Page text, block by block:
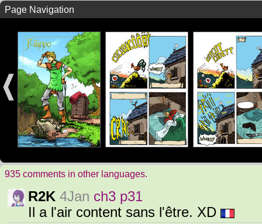
Page Navigation
935 comments in other languages.
R2K 4Jan ch3 p31
Il a l'air content sans l'être. XD